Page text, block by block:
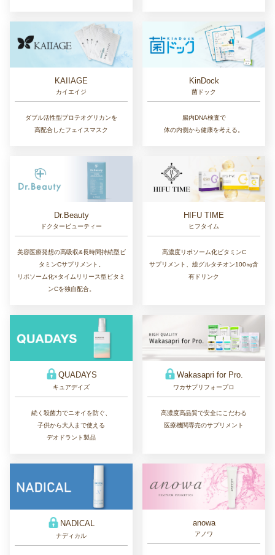
KAIIAGE
カイエイジ
ダブル活性型プロテオグリカンを
高配合したフェイスマスク
KinDock
菌ドック
腸内DNA検査で
体の内側から健康を考える。
Dr.Beauty
ドクタービューティー
美容医療発想の高吸収&長時間持続型ビ
タミンCサプリメント。
リポソーム化×タイムリリース型ビタミ
ンCを独自配合。
HIFU TIME
ヒフタイム
高濃度リポソーム化ビタミンC
サプリメント、総グルタチオン100㎎含
有ドリンク
QUADAYS
キュアデイズ
続く殺菌力でニオイを防ぐ、
子供から大人まで使える
デオドラント製品
Wakasapri for Pro.
ワカサプリフォープロ
高濃度高品質で安全にこだわる
医療機関専売のサプリメント
NADICAL
ナディカル
anowa
アノワ